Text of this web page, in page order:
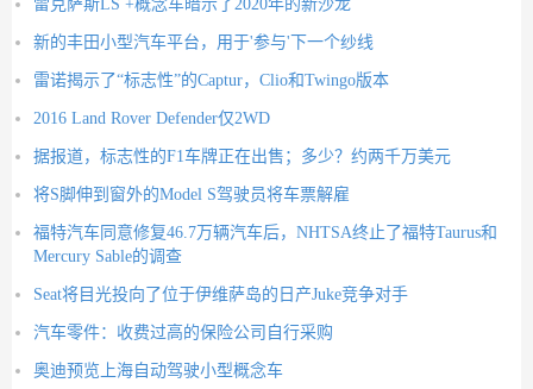
雷克萨斯LS +概念车暗示了2020年的新沙龙
新的丰田小型汽车平台，用于'参与'下一个纱线
雷诺揭示了“标志性”的Captur，Clio和Twingo版本
2016 Land Rover Defender仅2WD
据报道，标志性的F1车牌正在出售；多少？约两千万美元
将S脚伸到窗外的Model S驾驶员将车票解雇
福特汽车同意修复46.7万辆汽车后，NHTSA终止了福特Taurus和
Mercury Sable的调查
Seat将目光投向了位于伊维萨岛的日产Juke竞争对手
汽车零件：收费过高的保险公司自行采购
奥迪预览上海自动驾驶小型概念车